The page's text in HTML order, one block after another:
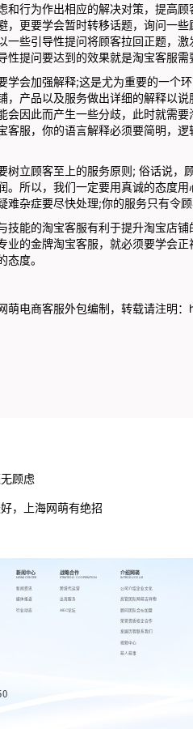
和行为作出相应的解决对策，提高
，更要学会暂时转移话题，询问一
一些引导性提问将顾客拉回正题，
性提问要达到的效果就是淘宝客服
会加强解释;这是尤为重要的一个环
，产品以及服务做出详细的解释以
会因此而产生一些分歧，此时就需
客服，你的语言解释必须要简明，
立顾客至上的服务原则; 俗话说，
。所以，我们一定要用真诚的态度
难杂症要尽快处理;你的服务只有令
能的淘宝客服有利于提升淘宝店铺
业的金牌淘宝客服，就必须要学会
态度。
萌电商客服外包编制，转载请注明：
顾虑
，上海网萌有绝招
新闻中心
NEWS CENTER
新闻资讯
媒体报道
行业动态
战略合作
STRATEGIC COOPERATION
跨境代运营
出海服务
AIEC论坛
介绍网萌
INTRODUCE US
公司介绍
高管团队
顾问团队
荣誉资质
发展历程
视频中心
萌人萌事
企业文化
网萌吉祥物
合伙加盟
校企合作
联系我们